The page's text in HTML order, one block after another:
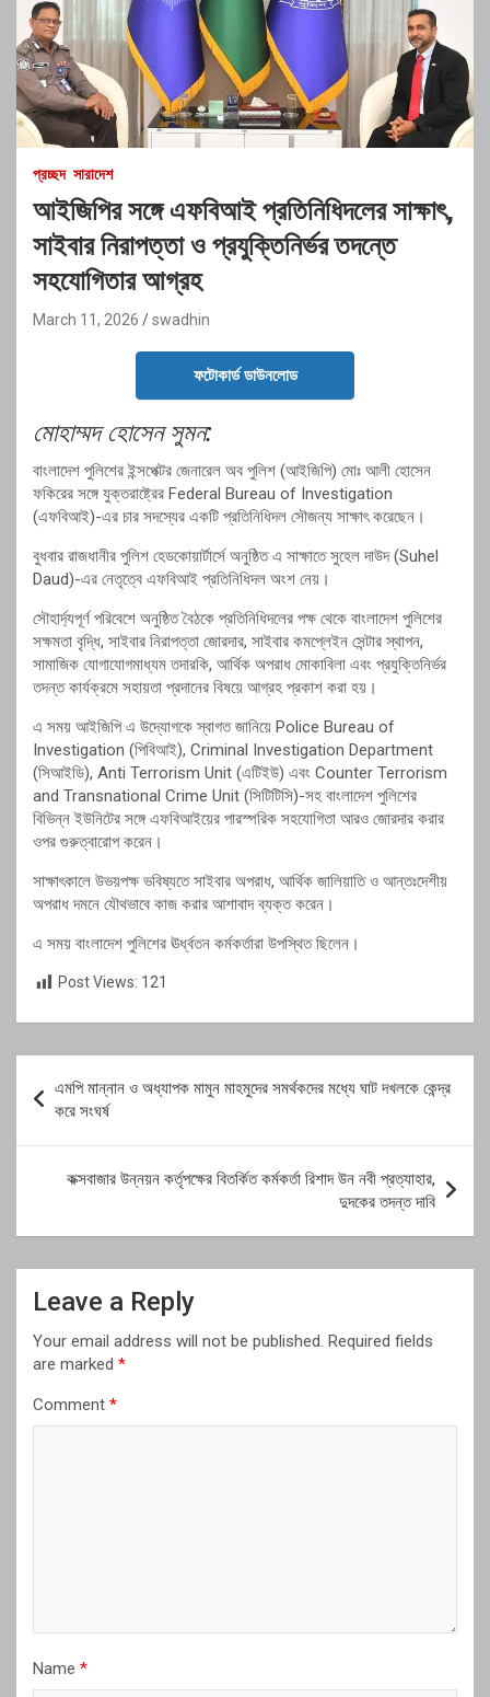
প্রচ্ছদ সারাদেশ
আইজিপির সঙ্গে এফবিআই প্রতিনিধিদলের সাক্ষাৎ,
সাইবার নিরাপত্তা ও প্রযুক্তিনির্ভর তদন্তে
সহযোগিতার আগ্রহ
March 11, 2026 swadhin
ফটোকার্ড ডাউনলোড
মোহাম্মদ হোসেন সুমন:
বাংলাদেশ পুলিশের ইন্সপেক্টর জেনারেল অব পুলিশ (আইজিপি) মোঃ আলী হোসেন
ফকিরের সঙ্গে যুক্তরাষ্ট্রের Federal Bureau of Investigation
(এফবিআই)-এর চার সদস্যের একটি প্রতিনিধিদল সৌজন্য সাক্ষাৎ করেছেন।
বুধবার রাজধানীর পুলিশ হেডকোয়ার্টার্সে অনুষ্ঠিত এ সাক্ষাতে সুহেল দাউদ (Suhel
Daud)-এর নেতৃত্বে এফবিআই প্রতিনিধিদল অংশ নেয়।
সৌহার্দ্যপূর্ণ পরিবেশে অনুষ্ঠিত বৈঠকে প্রতিনিধিদলের পক্ষ থেকে বাংলাদেশ পুলিশের
সক্ষমতা বৃদ্ধি, সাইবার নিরাপত্তা জোরদার, সাইবার কমপ্লেইন সেন্টার স্থাপন,
সামাজিক যোগাযোগমাধ্যম তদারকি, আর্থিক অপরাধ মোকাবিলা এবং প্রযুক্তিনির্ভর
তদন্ত কার্যক্রমে সহায়তা প্রদানের বিষয়ে আগ্রহ প্রকাশ করা হয়।
এ সময় আইজিপি এ উদ্যোগকে স্বাগত জানিয়ে Police Bureau of
Investigation (পিবিআই), Criminal Investigation Department
(সিআইডি), Anti Terrorism Unit (এটিইউ) এবং Counter Terrorism
and Transnational Crime Unit (সিটিটিসি)-সহ বাংলাদেশ পুলিশের
বিভিন্ন ইউনিটের সঙ্গে এফবিআইয়ের পারস্পরিক সহযোগিতা আরও জোরদার করার
ওপর গুরুত্বারোপ করেন।
সাক্ষাৎকালে উভয়পক্ষ ভবিষ্যতে সাইবার অপরাধ, আর্থিক জালিয়াতি ও আন্তঃদেশীয়
অপরাধ দমনে যৌথভাবে কাজ করার আশাবাদ ব্যক্ত করেন।
এ সময় বাংলাদেশ পুলিশের ঊর্ধ্বতন কর্মকর্তারা উপস্থিত ছিলেন।
Post Views: 121
navigation
এমপি মান্নান ও অধ্যাপক মামুন মাহমুদের সমর্থকদের মধ্যে ঘাট দখলকে কেন্দ্র
করে সংঘর্ষ
কক্সবাজার উন্নয়ন কর্তৃপক্ষের বিতর্কিত কর্মকর্তা রিশাদ উন নবী প্রত্যাহার,
দুদকের তদন্ত দাবি
Leave a Reply
Your email address will not be published. Required fields
are marked *
Comment *
Name *